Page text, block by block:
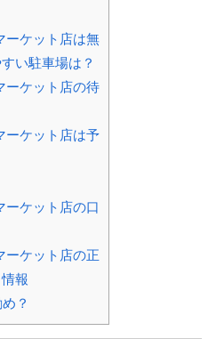
ーケット店は無
い駐車場は？
ーケット店の待
ーケット店は予
ーケット店の口
ーケット店の正
報
？